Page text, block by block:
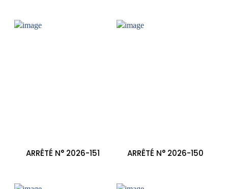
ARRÊTÉ N° 2026-151 ARRÊTÉ N° 2026-150